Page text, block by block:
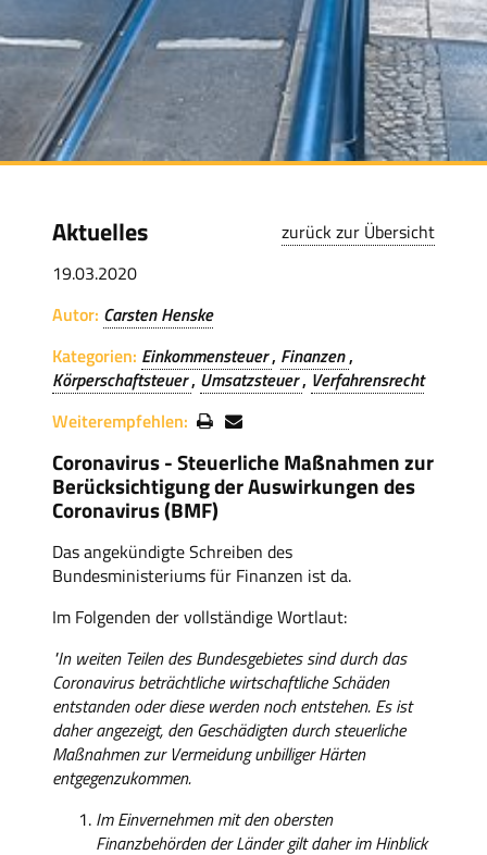
Aktuelles
19.03.2020
Autor: Carsten Henske
Kategorien: Einkommensteuer Finanzen
Körperschaftsteuer Umsatzsteuer Verfahrensrecht
Weiterempfehlen:
zurück zur Übersicht
Coronavirus - Steuerliche Maßnahmen zur
Berücksichtigung der Auswirkungen des
Coronavirus (BMF)
Das angekündigte Schreiben des
Bundesministeriums für Finanzen ist da.
Im Folgenden der vollständige Wortlaut:
"In weiten Teilen des Bundesgebietes sind durch das
Coronavirus beträchtliche wirtschaftliche Schäden
entstanden oder diese werden noch entstehen. Es ist
daher angezeigt, den Geschädigten durch steuerliche
Maßnahmen zur Vermeidung unbilliger Härten
entgegenzukommen.
Im Einvernehmen mit den obersten
Finanzbehörden der Länder gilt daher im Hinblick